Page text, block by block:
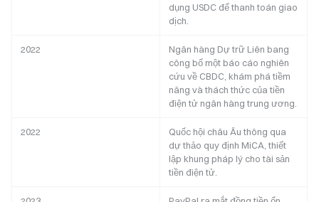
dụng USDC để thanh toán giao
dịch.
2022
Ngân hàng Dự trữ Liên bang
công bố một báo cáo nghiên
cứu về CBDC, khám phá tiềm
năng và thách thức của tiền
điện tử ngân hàng trung ương.
2022
Quốc hội châu Âu thông qua
dự thảo quy định MiCA, thiết
lập khung pháp lý cho tài sản
tiền điện tử.